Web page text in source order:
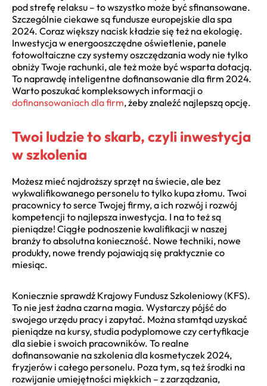
pod strefę relaksu – to wszystko może być sfinansowane.
Szczególnie ciekawe są fundusze europejskie dla spa
2024. Coraz większy nacisk kładzie się też na ekologię.
Inwestycja w energooszczędne oświetlenie, panele
fotowoltaiczne czy systemy oszczędzania wody nie tylko
obniży Twoje rachunki, ale też może być wsparta dotacją.
To naprawdę inteligentne dofinansowanie dla firm 2024.
Warto poszukać kompleksowych informacji o
dofinansowaniach dla firm, żeby znaleźć najlepszą opcję.
Twoi ludzie to skarb, czyli inwestycja
w szkolenia
Możesz mieć najdroższy sprzęt na świecie, ale bez
wykwalifikowanego personelu to tylko kupa złomu. Twoi
pracownicy to serce Twojej firmy, a ich rozwój i rozwój
kompetencji to najlepsza inwestycja. I na to też są
pieniądze! Ciągłe podnoszenie kwalifikacji w naszej
branży to absolutna konieczność. Nowe techniki, nowe
produkty, nowe trendy pojawiają się praktycznie co
miesiąc.
Koniecznie sprawdź Krajowy Fundusz Szkoleniowy (KFS).
To nie jest żadna czarna magia. Wystarczy pójść do
swojego urzędu pracy i zapytać. Można stamtąd uzyskać
pieniądze na kursy, studia podyplomowe czy certyfikacje
dla siebie i swoich pracowników. To realne
dofinansowanie na szkolenia dla kosmetyczek 2024,
fryzjerów i całego personelu. Poza tym, są też środki na
rozwijanie umiejętności miękkich – z zarządzania,